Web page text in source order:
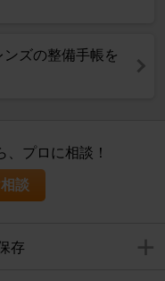
ズの整備手帳を
、プロに相談！
談
存